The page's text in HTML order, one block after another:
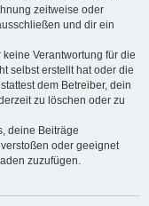
zeitweise oder
und dir ein
Verantwortung für die
selbst erstellt hat oder die
dem Betreiber, dein
zu löschen oder zu
deine Beiträge
oder geeignet
zuzufügen.